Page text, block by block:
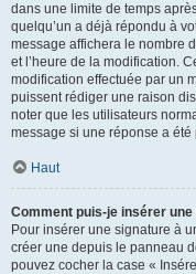
dans une limite de temps
quelqu’un a déjà répondu à
message affichera le nombre
et l’heure de la modification.
modification effectuée par un
puissent rédiger une raison
noter que les utilisateurs
message si une réponse a été
Haut
Comment puis-je insérer
Pour insérer une signature à
créer une depuis le panneau
pouvez cocher la case «